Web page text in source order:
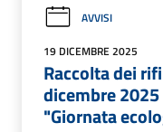
AVVISI
19 DICEMBRE 2025
Raccolta dei
dicembre
"Giornata